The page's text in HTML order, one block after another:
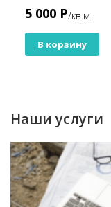
5 000 Р/кв.м
В корзину
Наши услуги